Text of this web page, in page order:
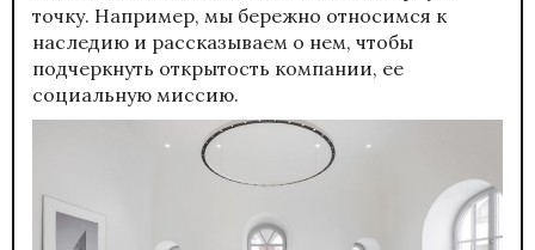
точку. Например, мы бережно относимся к
наследию и рассказываем о нем, чтобы
подчеркнуть открытость компании, ее
социальную миссию.